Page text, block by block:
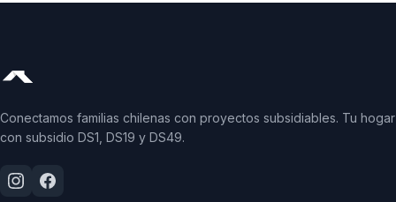
Conectamos familias chilenas con proyectos subsidiables. Tu hogar
con subsidio DS1, DS19 y DS49.